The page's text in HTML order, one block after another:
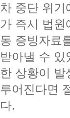
차 중단 위기
가 즉시 법원
동 증빙자료
받아낼 수 있
한 상황이 발
루어진다면
다.